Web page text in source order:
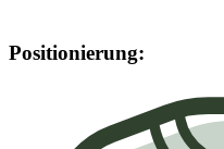
Positionierung: